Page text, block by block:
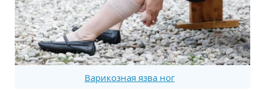
Варикозная язва ног